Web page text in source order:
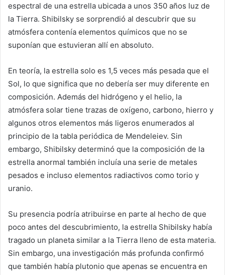
espectral de una estrella ubicada a unos 350 años luz de
la Tierra. Shibilsky se sorprendió al descubrir que su
atmósfera contenía elementos químicos que no se
suponían que estuvieran allí en absoluto.
En teoría, la estrella solo es 1,5 veces más pesada que el
Sol, lo que significa que no debería ser muy diferente en
composición. Además del hidrógeno y el helio, la
atmósfera solar tiene trazas de oxígeno, carbono, hierro y
algunos otros elementos más ligeros enumerados al
principio de la tabla periódica de Mendeleiev. Sin
embargo, Shibilsky determinó que la composición de la
estrella anormal también incluía una serie de metales
pesados e incluso elementos radiactivos como torio y
uranio.
Su presencia podría atribuirse en parte al hecho de que
poco antes del descubrimiento, la estrella Shibilsky había
tragado un planeta similar a la Tierra lleno de esta materia.
Sin embargo, una investigación más profunda confirmó
que también había plutonio que apenas se encuentra en